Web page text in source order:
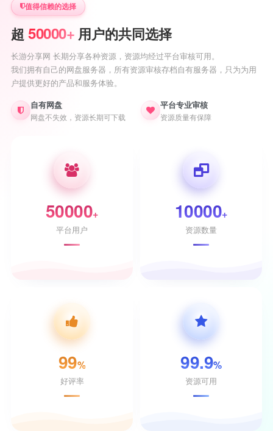
值得信赖的选择
超50000+ 用户的共同选择
长游分享网 长期分享各种资源，资源均经过平台审核可用。
我们拥有自己的网盘服务器，所有资源审核存档自有服务器，只为为用
户提供更好的产品和服务体验。
自有网盘
网盘不失效，资源长期可下载
平台专业审核
资源质量有保障
50000+
平台用户
10000+
资源数量
99%
好评率
99.9%
资源可用